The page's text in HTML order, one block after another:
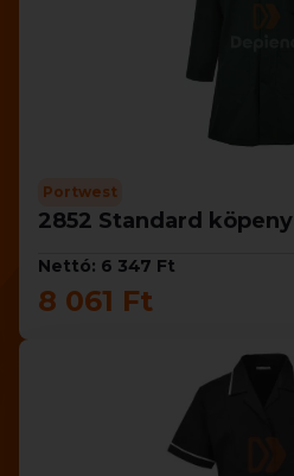
Portwest
2852 Standard köpeny
Nettó: 6 347 Ft
8 061 Ft